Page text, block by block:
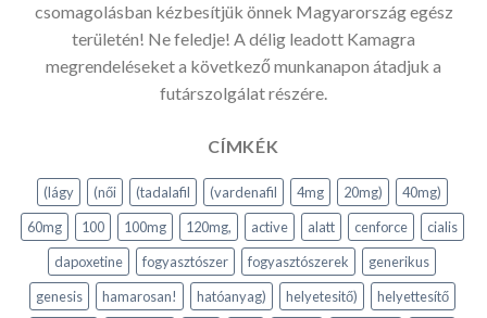
csomagolásban kézbesítjük önnek Magyarország egész
területén! Ne feledje! A délig leadott Kamagra
megrendeléseket a következő munkanapon átadjuk a
futárszolgálat részére.
CÍMKÉK
(lágy (női (tadalafil (vardenafil 4mg 20mg)
40mg)
60mg
100 100mg 120mg, active alatt cenforce
cialis
dapoxetine
fogyasztószer fogyasztószerek
generikus
genesis
hamarosan! hatóanyag) helyetesitő)
helyettesítő